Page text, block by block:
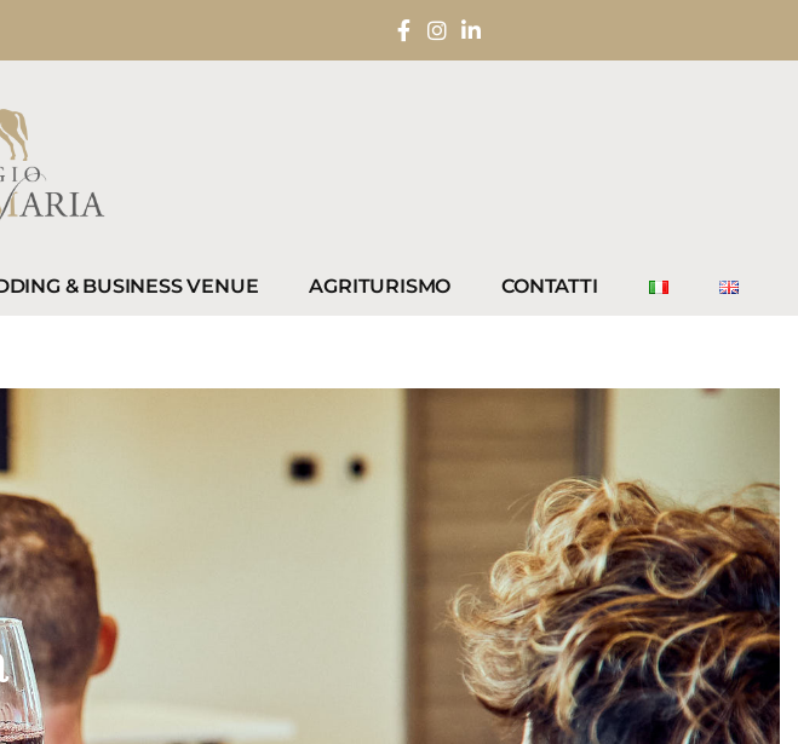
& BUSINESS VENUE AGRITURISMO CONTATTI